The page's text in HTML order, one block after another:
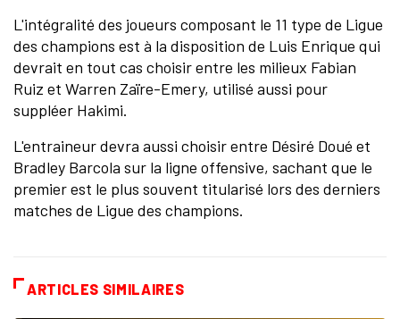
L'intégralité des joueurs composant le 11 type de Ligue
des champions est à la disposition de Luis Enrique qui
devrait en tout cas choisir entre les milieux Fabian
Ruiz et Warren Zaïre-Emery, utilisé aussi pour
suppléer Hakimi.
L'entraineur devra aussi choisir entre Désiré Doué et
Bradley Barcola sur la ligne offensive, sachant que le
premier est le plus souvent titularisé lors des derniers
matches de Ligue des champions.
ARTICLES SIMILAIRES